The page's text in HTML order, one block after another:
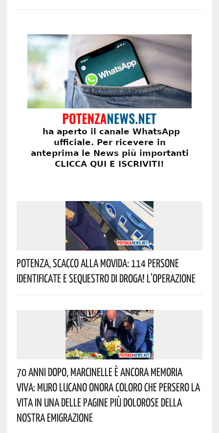
Potenza, Scacco Alla Movida: 114 Persone
Identificate E Sequestro Di Droga! L’operazione
70 Anni Dopo, Marcinelle È Ancora Memoria
Viva: Muro Lucano Onora Coloro Che Persero La
Vita In Una Delle Pagine Più Dolorose Della
Nostra Emigrazione